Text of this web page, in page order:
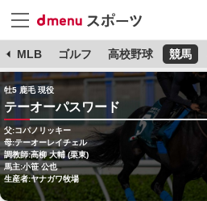
MLB ゴルフ 高校野球 競馬
牡5 鹿毛 現役
テーオーパスワード
父:コパノリッキー
母:テーオーレイチェル
調教師:高柳 大輔 (栗東)
馬主:小笹 公也
生産者:ヤナガワ牧場